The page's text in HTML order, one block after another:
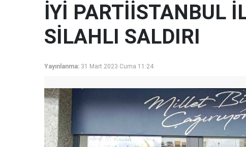
İYİ PARTİİSTANBUL
SİLAHLI SALDIRI
Yayınlanma: 31 Mart 2023 Cuma 11:24